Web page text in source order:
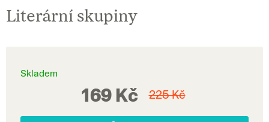
Literární skupiny
Skladem
225 Kč
169 Kč